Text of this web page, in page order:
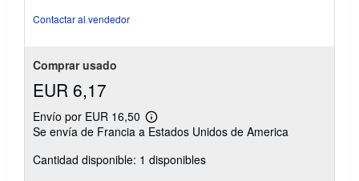
Contactar al vendedor
Comprar usado
EUR 6,17
Envío por EUR 16,50
Más
información
las
tarifas
Se envía de Francia a Estados Unidos de America
Cantidad disponible: 1 disponibles